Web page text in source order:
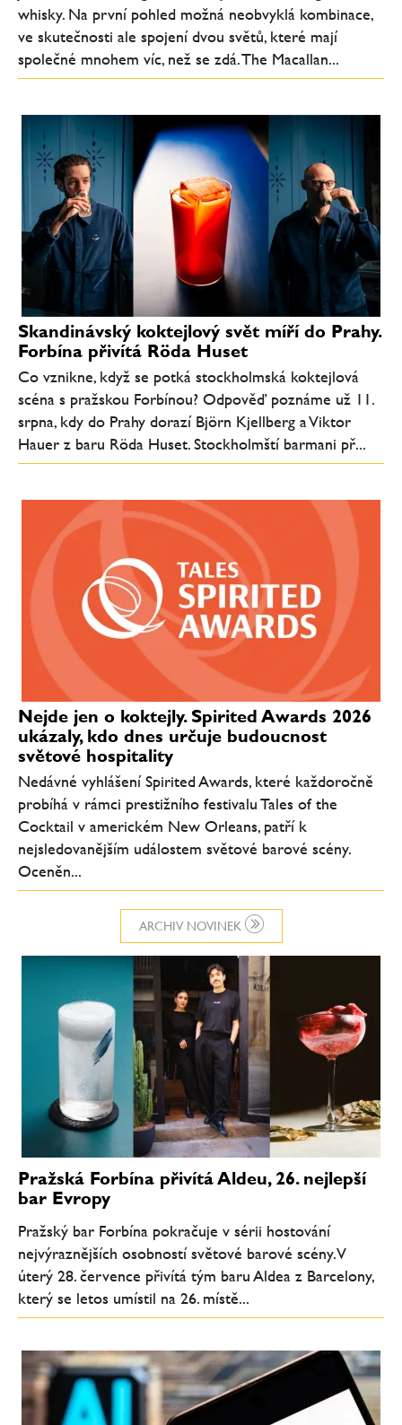
ARCHIV NOVINEK
whisky. Na první pohled možná neobvyklá kombinace,
ve skutečnosti ale spojení dvou světů, které mají
společné mnohem víc, než se zdá. The Macallan...
Skandinávský koktejlový svět míří do Prahy.
Forbína přivítá Röda Huset
Co vznikne, když se potká stockholmská koktejlová
scéna s pražskou Forbínou? Odpověď poznáme už 11.
srpna, kdy do Prahy dorazí Björn Kjellberg a Viktor
Hauer z baru Röda Huset. Stockholmští barmani př...
Nejde jen o koktejly. Spirited Awards 2026
ukázaly, kdo dnes určuje budoucnost
světové hospitality
Nedávné vyhlášení Spirited Awards, které každoročně
probíhá v rámci prestižního festivalu Tales of the
Cocktail v americkém New Orleans, patří k
nejsledovanějším událostem světové barové scény.
Oceněn...
Pražská Forbína přivítá Aldeu, 26. nejlepší
bar Evropy
Pražský bar Forbína pokračuje v sérii hostování
nejvýraznějších osobností světové barové scény. V
úterý 28. července přivítá tým baru Aldea z Barcelony,
který se letos umístil na 26. místě...